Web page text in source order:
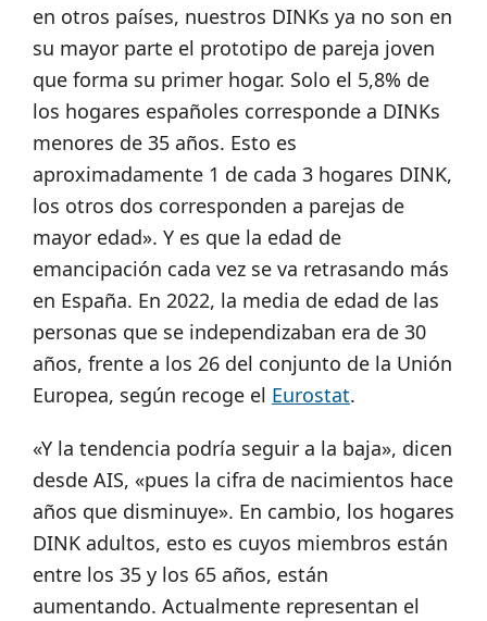
en otros países, nuestros DINKs ya no son en
su mayor parte el prototipo de pareja joven
que forma su primer hogar. Solo el 5,8% de
los hogares españoles corresponde a DINKs
menores de 35 años. Esto es
aproximadamente 1 de cada 3 hogares DINK,
los otros dos corresponden a parejas de
mayor edad». Y es que la edad de
emancipación cada vez se va retrasando más
en España. En 2022, la media de edad de las
personas que se independizaban era de 30
años, frente a los 26 del conjunto de la Unión
Europea, según recoge el Eurostat.
«Y la tendencia podría seguir a la baja», dicen
desde AIS, «pues la cifra de nacimientos hace
años que disminuye». En cambio, los hogares
DINK adultos, esto es cuyos miembros están
entre los 35 y los 65 años, están
aumentando. Actualmente representan el